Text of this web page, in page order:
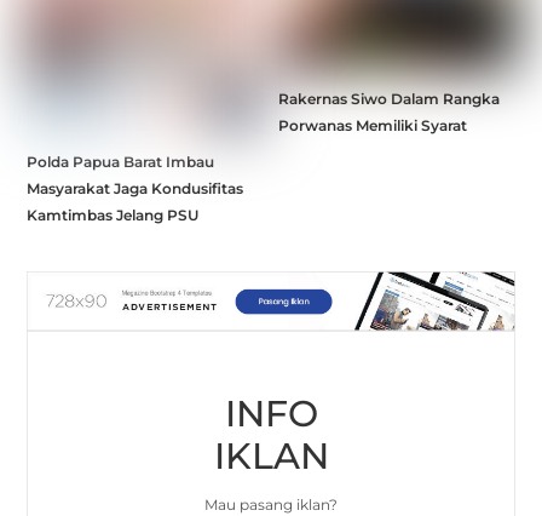
Polda Papua Barat Imbau
Masyarakat Jaga Kondusifitas
Kamtimbas Jelang PSU
Rakernas Siwo Dalam Rangka
Porwanas Memiliki Syarat
INFO
IKLAN
Mau pasang iklan?